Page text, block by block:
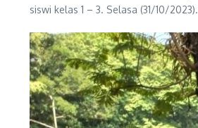
siswi kelas 1 – 3. Selasa (31/10/2023).